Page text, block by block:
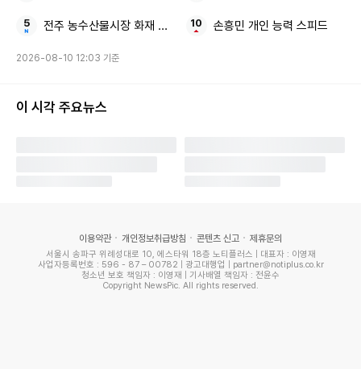
전주 농수산물시장 화재 인명피해 손흥민 개인 능력 스피드
2026-08-10 12:03 기준
이 시각 주요뉴스
이용약관 개인정보취급방침 콘텐츠 신고 제휴문의
서울시 송파구 위례성대로 10, 에스타워 18층 노티플러스 | 대표자 : 이영재
사업자등록번호 : 596 - 87 – 00782 | 광고대행업 | partner@notiplus.co.kr
청소년 보호 책임자 : 이영재 | 기사배열 책임자 : 전윤수
Copyright NewsPic. All rights reserved.